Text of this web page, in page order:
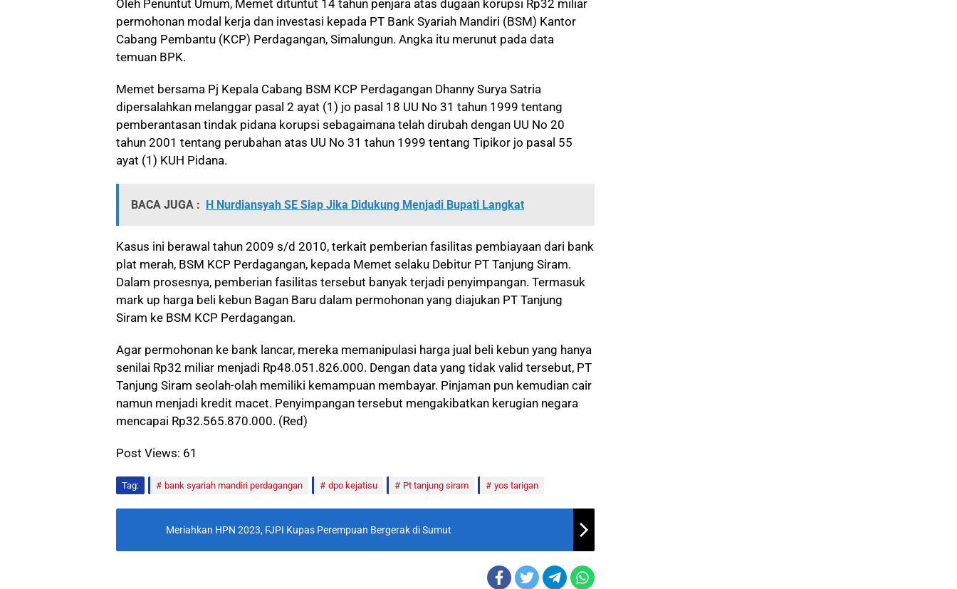
Oleh Penuntut Umum, Memet dituntut 14 tahun penjara atas dugaan korupsi Rp32 miliar
permohonan modal kerja dan investasi kepada PT Bank Syariah Mandiri (BSM) Kantor
Cabang Pembantu (KCP) Perdagangan, Simalungun. Angka itu merunut pada data
temuan BPK.
Memet bersama Pj Kepala Cabang BSM KCP Perdagangan Dhanny Surya Satria
dipersalahkan melanggar pasal 2 ayat (1) jo pasal 18 UU No 31 tahun 1999 tentang
pemberantasan tindak pidana korupsi sebagaimana telah dirubah dengan UU No 20
tahun 2001 tentang perubahan atas UU No 31 tahun 1999 tentang Tipikor jo pasal 55
ayat (1) KUH Pidana.
BACA JUGA : H Nurdiansyah SE Siap Jika Didukung Menjadi Bupati Langkat
Kasus ini berawal tahun 2009 s/d 2010, terkait pemberian fasilitas pembiayaan dari bank
plat merah, BSM KCP Perdagangan, kepada Memet selaku Debitur PT Tanjung Siram.
Dalam prosesnya, pemberian fasilitas tersebut banyak terjadi penyimpangan. Termasuk
mark up harga beli kebun Bagan Baru dalam permohonan yang diajukan PT Tanjung
Siram ke BSM KCP Perdagangan.
Agar permohonan ke bank lancar, mereka memanipulasi harga jual beli kebun yang hanya
senilai Rp32 miliar menjadi Rp48.051.826.000. Dengan data yang tidak valid tersebut, PT
Tanjung Siram seolah-olah memiliki kemampuan membayar. Pinjaman pun kemudian cair
namun menjadi kredit macet. Penyimpangan tersebut mengakibatkan kerugian negara
mencapai Rp32.565.870.000. (Red)
Post Views: 61
Tag: bank syariah mandiri perdagangan dpo kejatisu Pt tanjung siram yos tarigan
Meriahkan HPN 2023, FJPI Kupas Perempuan Bergerak di Sumut